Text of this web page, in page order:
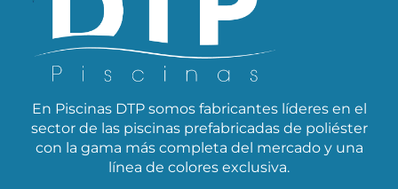
En Piscinas DTP somos fabricantes líderes en el
sector de las piscinas prefabricadas de poliéster
con la gama más completa del mercado y una
línea de colores exclusiva.